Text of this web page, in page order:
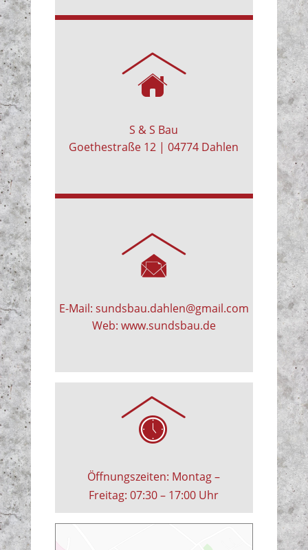
S & S Bau
Goethestraße 12 | 04774 Dahlen
E-Mail: sundsbau.dahlen@gmail.com
Web: www.sundsbau.de
Öffnungszeiten: Montag –
Freitag: 07:30 – 17:00 Uhr